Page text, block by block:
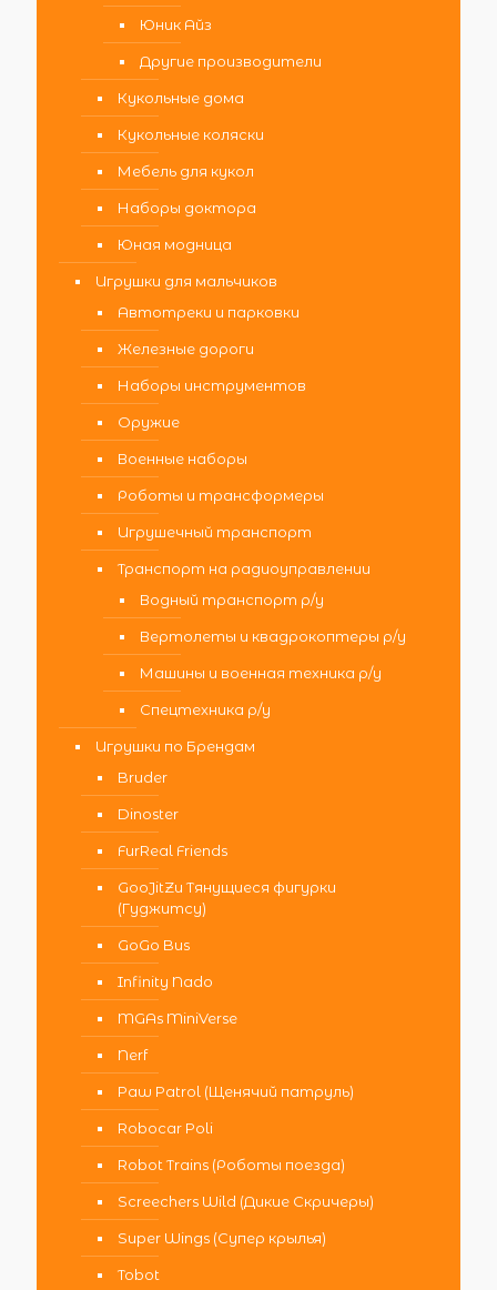
Юник Айз
Другие производители
Кукольные дома
Кукольные коляски
Мебель для кукол
Наборы доктора
Юная модница
Игрушки для мальчиков
Автотреки и парковки
Железные дороги
Наборы инструментов
Оружие
Военные наборы
Роботы и трансформеры
Игрушечный транспорт
Транспорт на радиоуправлении
Водный транспорт р/у
Вертолеты и квадрокоптеры р/у
Машины и военная техника р/у
Спецтехника р/у
Игрушки по Брендам
Bruder
Dinoster
FurReal Friends
GooJitZu Тянущиеся фигурки
(Гуджитсу)
GoGo Bus
Infinity Nado
MGAs MiniVerse
Nerf
Paw Patrol (Щенячий патруль)
Robocar Poli
Robot Trains (Роботы поезда)
Screechers Wild (Дикие Скричеры)
Super Wings (Супер крылья)
Tobot